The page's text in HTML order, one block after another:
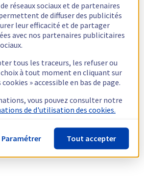
réseaux sociaux et de partenaires
de diffuser des publicités
leur efficacité et de partager
avec nos partenaires publicitaires
tous les traceurs, les refuser ou
à tout moment en cliquant sur
» accessible en bas de page.
vous pouvez consulter notre
de d'utilisation des cookies.
Paramétrer Tout accepter